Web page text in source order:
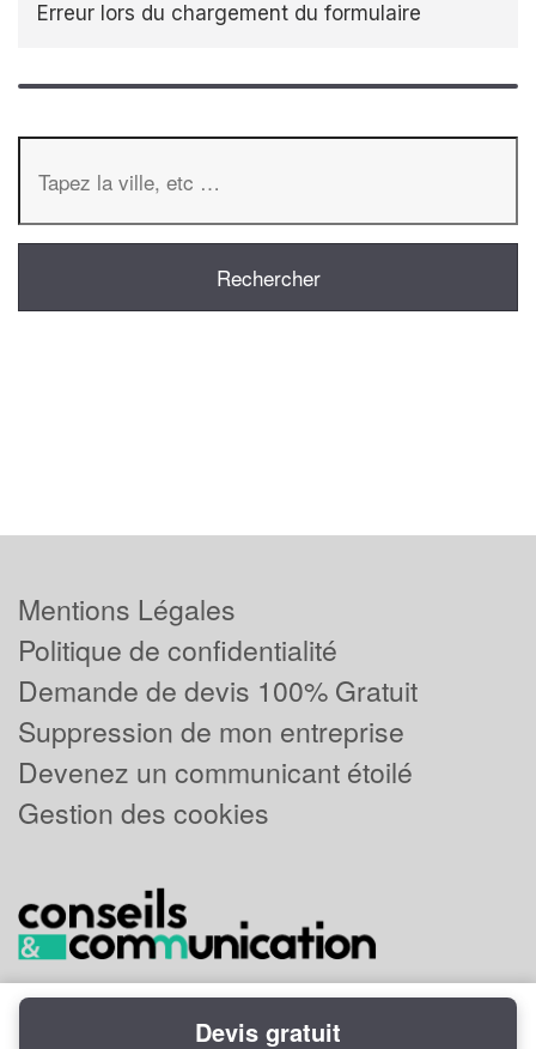
Erreur lors du chargement du formulaire
Mentions Légales
Politique de confidentialité
Demande de devis 100% Gratuit
Suppression de mon entreprise
Devenez un communicant étoilé
Gestion des cookies
Devis gratuit